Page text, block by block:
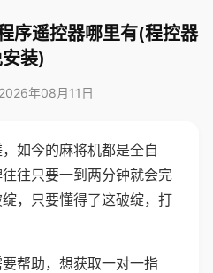
序遥控器哪里有(程控器
装)
年08月11日
如今的麻将机都是全自
往只要一到两分钟就会完
，只要懂得了这破绽，打
帮助，想获取一对一指